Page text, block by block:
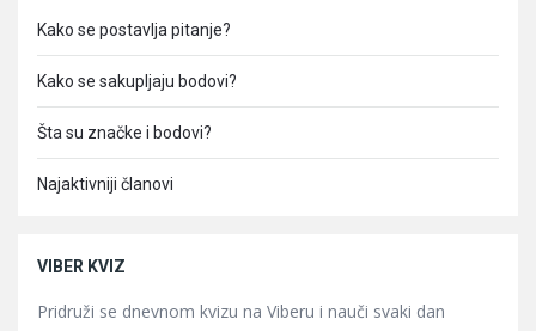
Kako se postavlja pitanje?
Kako se sakupljaju bodovi?
Šta su značke i bodovi?
Najaktivniji članovi
VIBER KVIZ
Pridruži se dnevnom kvizu na Viberu i nauči svaki dan